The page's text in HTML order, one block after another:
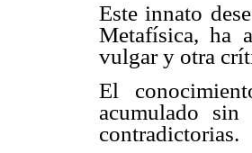
Este innato
Metafísica, ha
vulgar y otra
El
acumulado
contradictorias.